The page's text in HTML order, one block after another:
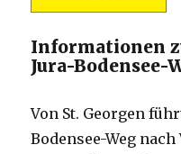
Informationen
Jura-Bodensee-
Von St. Georgen
Bodensee-Weg